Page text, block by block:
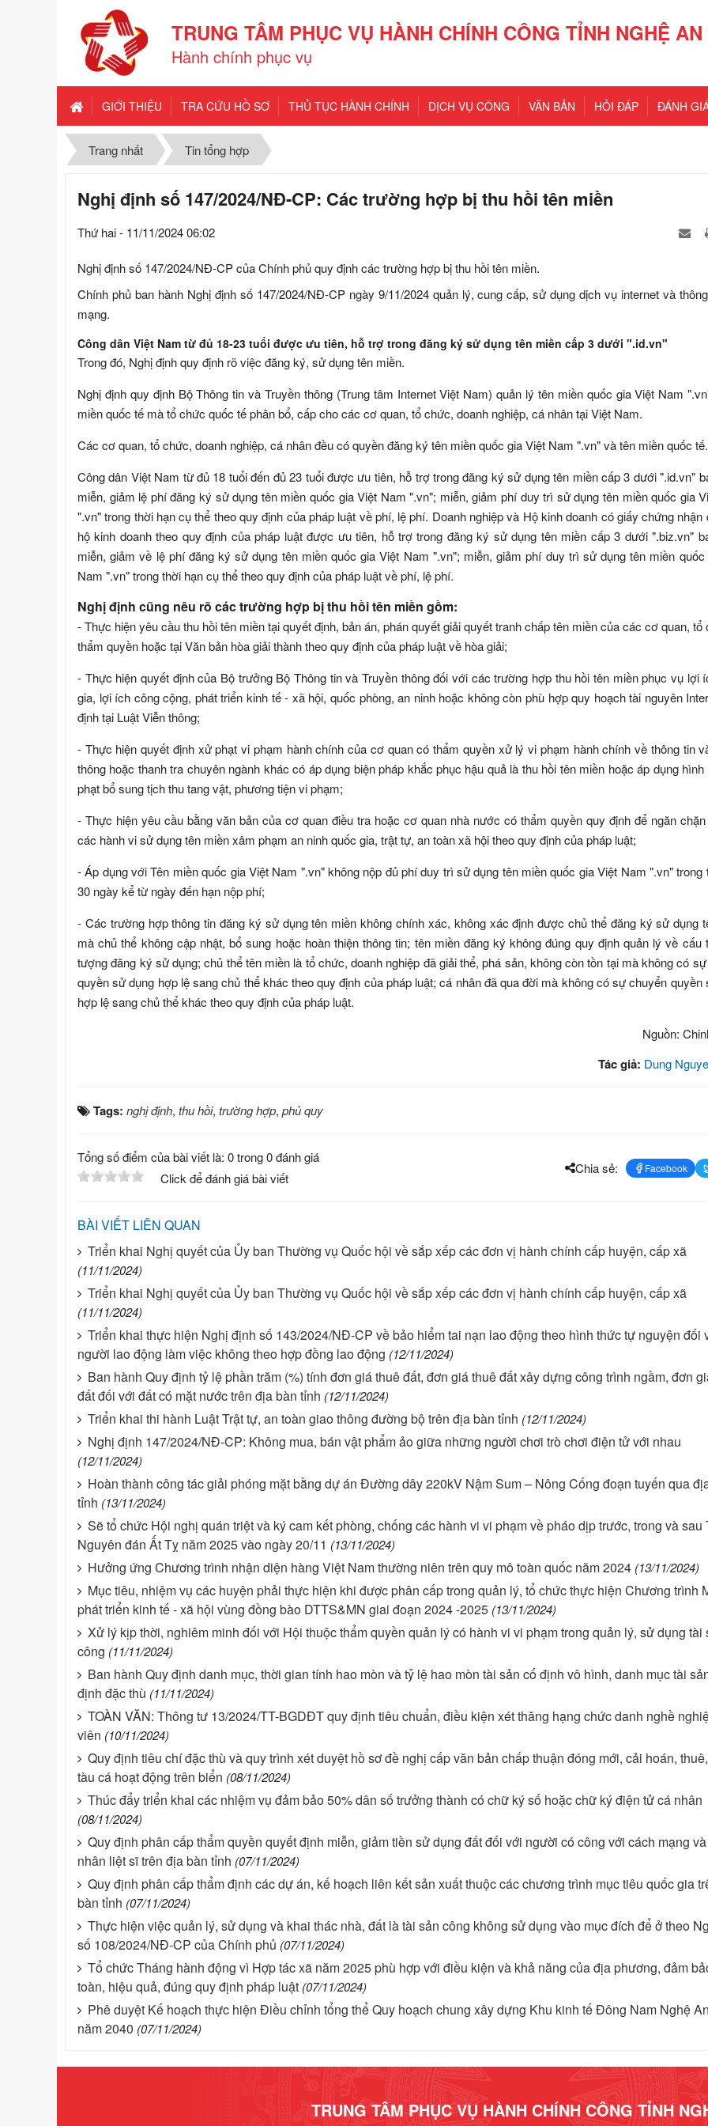
TRUNG TÂM PHỤC VỤ HÀNH CHÍNH CÔNG TỈNH NGHỆ AN
Hành chính phục vụ
GIỚI THIỆU TRA CỨU HỒ SƠ THỦ TỤC HÀNH CHÍNH DỊCH VỤ CÔNG VĂN BẢN HỎI ĐÁP ĐÁNH
Trang nhất Tin tổng hợp
Nghị định số 147/2024/NĐ-CP: Các trường hợp bị thu hồi tên miền
Thứ hai - 11/11/2024 06:02
Nghị định số 147/2024/NĐ-CP của Chính phủ quy định các trường hợp bị thu hồi tên miền.
Chính phủ ban hành Nghị định số 147/2024/NĐ-CP ngày 9/11/2024 quản lý, cung cấp, sử dụng dịch vụ internet và
mạng.
Công dân Việt Nam từ đủ 18-23 tuổi được ưu tiên, hỗ trợ trong đăng ký sử dụng tên miền cấp 3 dưới ".id.vn"
Trong đó, Nghị định quy định rõ việc đăng ký, sử dụng tên miền.
Nghị định quy định Bộ Thông tin và Truyền thông (Trung tâm Internet Việt Nam) quản lý tên miền quốc gia Việt Nam
miền quốc tế mà tổ chức quốc tế phân bổ, cấp cho các cơ quan, tổ chức, doanh nghiệp, cá nhân tại Việt Nam.
Các cơ quan, tổ chức, doanh nghiệp, cá nhân đều có quyền đăng ký tên miền quốc gia Việt Nam ".vn" và tên miền quốc tế.
Công dân Việt Nam từ đủ 18 tuổi đến đủ 23 tuổi được ưu tiên, hỗ trợ trong đăng ký sử dụng tên miền cấp 3 dưới ".id.vn"
miễn, giảm lệ phí đăng ký sử dụng tên miền quốc gia Việt Nam ".vn"; miễn, giảm phí duy trì sử dụng tên miền quốc gia
".vn" trong thời hạn cụ thể theo quy định của pháp luật về phí, lệ phí. Doanh nghiệp và Hộ kinh doanh có giấy chứng nhận
hộ kinh doanh theo quy định của pháp luật được ưu tiên, hỗ trợ trong đăng ký sử dụng tên miền cấp 3 dưới ".biz.vn"
miễn, giảm về lệ phí đăng ký sử dụng tên miền quốc gia Việt Nam ".vn"; miễn, giảm phí duy trì sử dụng tên miền quốc
Nam ".vn" trong thời hạn cụ thể theo quy định của pháp luật về phí, lệ phí.
Nghị định cũng nêu rõ các trường hợp bị thu hồi tên miền gồm:
- Thực hiện yêu cầu thu hồi tên miền tại quyết định, bản án, phán quyết giải quyết tranh chấp tên miền của các cơ quan, tổ
thẩm quyền hoặc tại Văn bản hòa giải thành theo quy định của pháp luật về hòa giải;
- Thực hiện quyết định của Bộ trưởng Bộ Thông tin và Truyền thông đối với các trường hợp thu hồi tên miền phục vụ lợi
gia, lợi ích công cộng, phát triển kinh tế - xã hội, quốc phòng, an ninh hoặc không còn phù hợp quy hoạch tài nguyên
định tại Luật Viễn thông;
- Thực hiện quyết định xử phạt vi phạm hành chính của cơ quan có thẩm quyền xử lý vi phạm hành chính về thông tin
thông hoặc thanh tra chuyên ngành khác có áp dụng biện pháp khắc phục hậu quả là thu hồi tên miền hoặc áp dụng
phạt bổ sung tịch thu tang vật, phương tiện vi phạm;
- Thực hiện yêu cầu bằng văn bản của cơ quan điều tra hoặc cơ quan nhà nước có thẩm quyền quy định để ngăn
các hành vi sử dụng tên miền xâm phạm an ninh quốc gia, trật tự, an toàn xã hội theo quy định của pháp luật;
- Áp dụng với Tên miền quốc gia Việt Nam ".vn" không nộp đủ phí duy trì sử dụng tên miền quốc gia Việt Nam ".vn" trong
30 ngày kể từ ngày đến hạn nộp phí;
- Các trường hợp thông tin đăng ký sử dụng tên miền không chính xác, không xác định được chủ thể đăng ký sử dụng
mà chủ thể không cập nhật, bổ sung hoặc hoàn thiện thông tin; tên miền đăng ký không đúng quy định quản lý về cấu
tượng đăng ký sử dụng; chủ thể tên miền là tổ chức, doanh nghiệp đã giải thể, phá sản, không còn tồn tại mà không có
quyền sử dụng hợp lệ sang chủ thể khác theo quy định của pháp luật; cá nhân đã qua đời mà không có sự chuyển quyền
hợp lệ sang chủ thể khác theo quy định của pháp luật.
Nguồn:
Tác giả: Dung
Tags: nghị định, thu hồi, trường hợp, phủ quy
Tổng số điểm của bài viết là: 0 trong 0 đánh giá
Click để đánh giá bài viết
Chia sẻ: Facebook
BÀI VIẾT LIÊN QUAN
Triển khai Nghị quyết của Ủy ban Thường vụ Quốc hội về sắp xếp các đơn vị hành chính cấp huyện, cấp xã
(11/11/2024)
Triển khai Nghị quyết của Ủy ban Thường vụ Quốc hội về sắp xếp các đơn vị hành chính cấp huyện, cấp xã
(11/11/2024)
Triển khai thực hiện Nghị định số 143/2024/NĐ-CP về bảo hiểm tai nạn lao động theo hình thức tự nguyện đối
người lao động làm việc không theo hợp đồng lao động (12/11/2024)
Ban hành Quy định tỷ lệ phần trăm (%) tính đơn giá thuê đất, đơn giá thuê đất xây dựng công trình ngầm, đơn
đất đối với đất có mặt nước trên địa bàn tỉnh (12/11/2024)
Triển khai thi hành Luật Trật tự, an toàn giao thông đường bộ trên địa bàn tỉnh (12/11/2024)
Nghị định 147/2024/NĐ-CP: Không mua, bán vật phẩm ảo giữa những người chơi trò chơi điện tử với nhau
(12/11/2024)
Hoàn thành công tác giải phóng mặt bằng dự án Đường dây 220kV Nậm Sum – Nông Cống đoạn tuyến qua
tỉnh (13/11/2024)
Sẽ tổ chức Hội nghị quán triệt và ký cam kết phòng, chống các hành vi vi phạm về pháo dịp trước, trong và sau
Nguyên đán Ất Tỵ năm 2025 vào ngày 20/11 (13/11/2024)
Hưởng ứng Chương trình nhận diện hàng Việt Nam thường niên trên quy mô toàn quốc năm 2024 (13/11/2024)
Mục tiêu, nhiệm vụ các huyện phải thực hiện khi được phân cấp trong quản lý, tổ chức thực hiện Chương trình
phát triển kinh tế - xã hội vùng đồng bào DTTS&MN giai đoạn 2024 -2025 (13/11/2024)
Xử lý kịp thời, nghiêm minh đối với Hội thuộc thẩm quyền quản lý có hành vi vi phạm trong quản lý, sử dụng tài
công (11/11/2024)
Ban hành Quy định danh mục, thời gian tính hao mòn và tỷ lệ hao mòn tài sản cố định vô hình, danh mục tài
định đặc thù (11/11/2024)
TOÀN VĂN: Thông tư 13/2024/TT-BGDĐT quy định tiêu chuẩn, điều kiện xét thăng hạng chức danh nghề
viên (10/11/2024)
Quy định tiêu chí đặc thù và quy trình xét duyệt hồ sơ đề nghị cấp văn bản chấp thuận đóng mới, cải hoán,
tàu cá hoạt động trên biển (08/11/2024)
Thúc đẩy triển khai các nhiệm vụ đảm bảo 50% dân số trưởng thành có chữ ký số hoặc chữ ký điện tử cá nhân
(08/11/2024)
Quy định phân cấp thẩm quyền quyết định miễn, giảm tiền sử dụng đất đối với người có công với cách mạng
nhân liệt sĩ trên địa bàn tỉnh (07/11/2024)
Quy định phân cấp thẩm định các dự án, kế hoạch liên kết sản xuất thuộc các chương trình mục tiêu quốc gia
bàn tỉnh (07/11/2024)
Thực hiện việc quản lý, sử dụng và khai thác nhà, đất là tài sản công không sử dụng vào mục đích để ở theo
số 108/2024/NĐ-CP của Chính phủ (07/11/2024)
Tổ chức Tháng hành động vì Hợp tác xã năm 2025 phù hợp với điều kiện và khả năng của địa phương, đảm
toàn, hiệu quả, đúng quy định pháp luật (07/11/2024)
Phê duyệt Kế hoạch thực hiện Điều chỉnh tổng thể Quy hoạch chung xây dựng Khu kinh tế Đông Nam Nghệ
năm 2040 (07/11/2024)
TRUNG TÂM PHỤC VỤ HÀNH CHÍNH CÔNG TỈNH